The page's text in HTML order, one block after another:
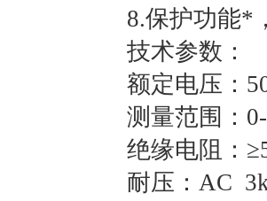
8.保护功能*
技术参数：
额定电压：
测量范围：
绝缘电阻：
耐压：AC